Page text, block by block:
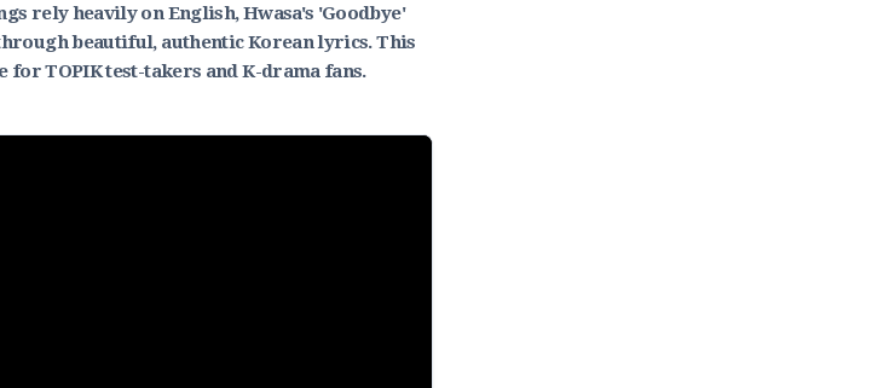
rely heavily on English, Hwasa's 'Goodbye'
beautiful, authentic Korean lyrics. This
for TOPIK test-takers and K-drama fans.